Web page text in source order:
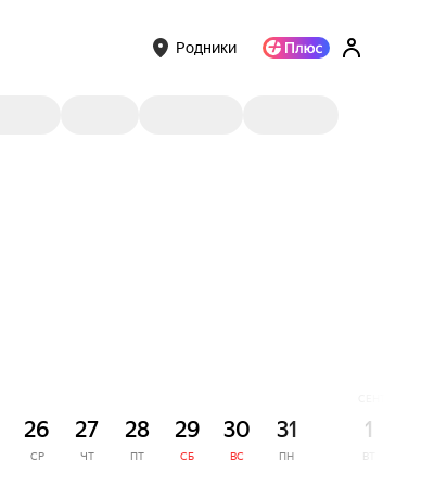
Родники
26
СР
27
ЧТ
28
ПТ
29
СБ
30
ВС
31
ПН
1
ВТ